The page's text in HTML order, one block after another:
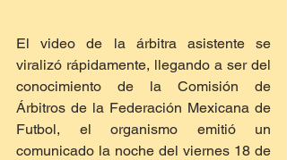
El video de la árbitra asistente se
viralizó rápidamente, llegando a ser del
conocimiento de la Comisión de
Árbitros de la Federación Mexicana de
Futbol, el organismo emitió un
comunicado la noche del viernes 18 de